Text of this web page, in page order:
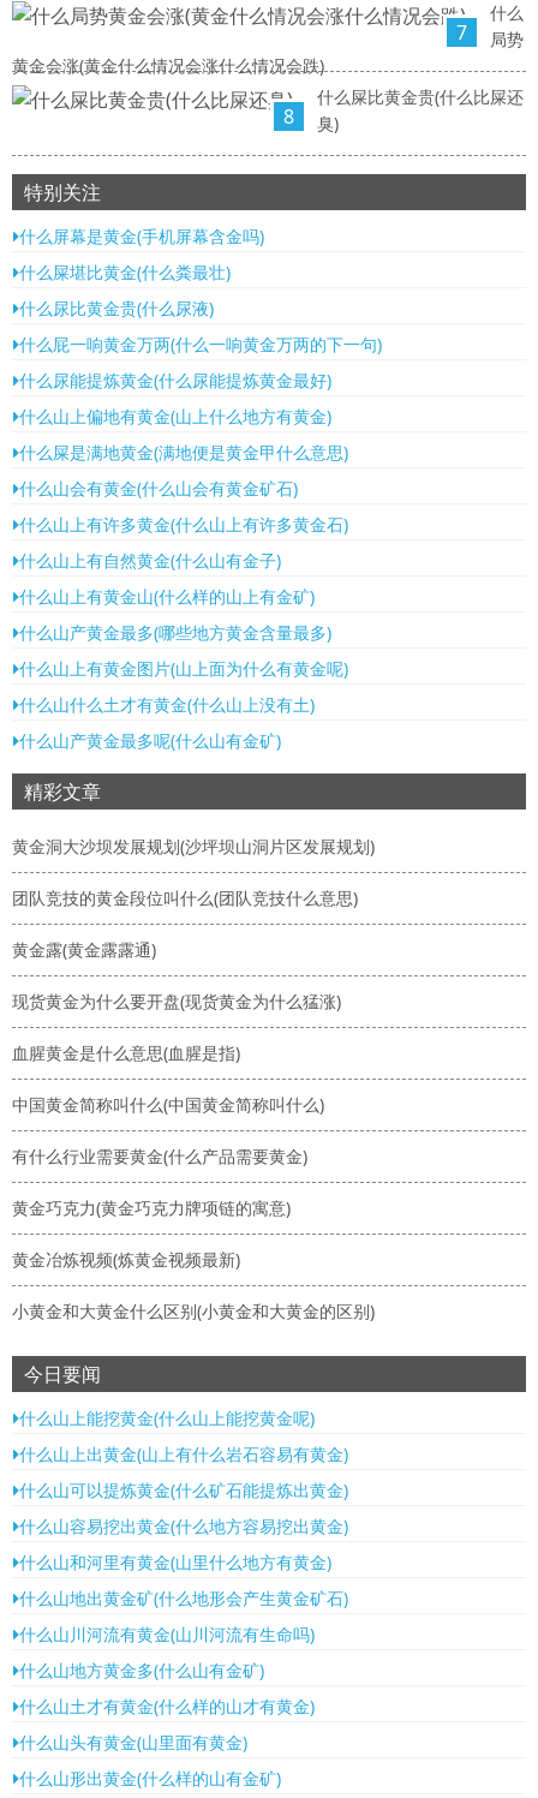
7
什么
局势
黄金会涨(黄金什么情况会涨什么情况会跌)
8
什么屎比黄金贵(什么比屎还
臭)
特别关注
什么屏幕是黄金(手机屏幕含金吗)
什么屎堪比黄金(什么粪最壮)
什么尿比黄金贵(什么尿液)
什么屁一响黄金万两(什么一响黄金万两的下一句)
什么尿能提炼黄金(什么尿能提炼黄金最好)
什么山上偏地有黄金(山上什么地方有黄金)
什么屎是满地黄金(满地便是黄金甲什么意思)
什么山会有黄金(什么山会有黄金矿石)
什么山上有许多黄金(什么山上有许多黄金石)
什么山上有自然黄金(什么山有金子)
什么山上有黄金山(什么样的山上有金矿)
什么山产黄金最多(哪些地方黄金含量最多)
什么山上有黄金图片(山上面为什么有黄金呢)
什么山什么土才有黄金(什么山上没有土)
什么山产黄金最多呢(什么山有金矿)
精彩文章
黄金洞大沙坝发展规划(沙坪坝山洞片区发展规划)
团队竞技的黄金段位叫什么(团队竞技什么意思)
黄金露(黄金露露通)
现货黄金为什么要开盘(现货黄金为什么猛涨)
血腥黄金是什么意思(血腥是指)
中国黄金简称叫什么(中国黄金简称叫什么)
有什么行业需要黄金(什么产品需要黄金)
黄金巧克力(黄金巧克力牌项链的寓意)
黄金冶炼视频(炼黄金视频最新)
小黄金和大黄金什么区别(小黄金和大黄金的区别)
今日要闻
什么山上能挖黄金(什么山上能挖黄金呢)
什么山上出黄金(山上有什么岩石容易有黄金)
什么山可以提炼黄金(什么矿石能提炼出黄金)
什么山容易挖出黄金(什么地方容易挖出黄金)
什么山和河里有黄金(山里什么地方有黄金)
什么山地出黄金矿(什么地形会产生黄金矿石)
什么山川河流有黄金(山川河流有生命吗)
什么山地方黄金多(什么山有金矿)
什么山土才有黄金(什么样的山才有黄金)
什么山头有黄金(山里面有黄金)
什么山形出黄金(什么样的山有金矿)